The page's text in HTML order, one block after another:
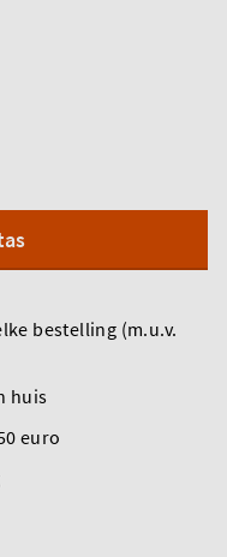
bestelling (m.u.v.
huis
euro